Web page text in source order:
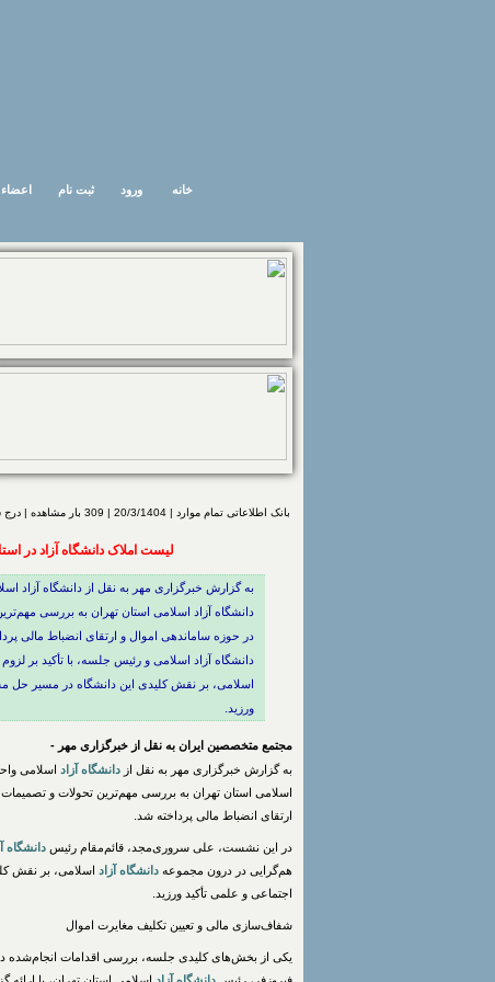
اعضاء ثبت نام ورود خانه
بانک اطلاعاتی تمام موارد | 20/3/1404 | 309 بار مشاهده | درج شده توسط
لیست املاک دانشگاه آزاد در
به گزارش خبرگزاری مهر به نقل از دانشگاه آزاد
دانشگاه آزاد اسلامی استان تهران به بررسی
در حوزه ساماندهی اموال و ارتقای انضباط مالی
دانشگاه آزاد اسلامی و رئیس جلسه، با تأکید بر
اسلامی، بر نقش کلیدی این دانشگاه در مسیر حل
ورزید.
مجتمع متخصصین ایران به نقل از خبرگزاری مهر -
به گزارش خبرگزاری مهر به نقل از دانشگاه آزاد اسلامی
اسلامی استان تهران به بررسی مهم‌ترین تحولات و
ارتقای انضباط مالی پرداخته شد.
در این نشست، علی سروری‌مجد، قائم‌مقام رئیس دانشگاه
هم‌گرایی در درون مجموعه دانشگاه آزاد اسلامی، بر نقش
اجتماعی و علمی تأکید ورزید.
شفاف‌سازی مالی و تعیین تکلیف مغایرت اموال
یکی از بخش‌های کلیدی جلسه، بررسی اقدامات انجام‌شده